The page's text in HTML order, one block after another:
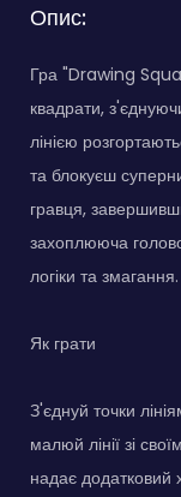
Опис:
Гра "Drawing
квадрати,
лінією
та блокуєш
гравця,
захоплююча
логіки та змагання.
Як грати
З'єднуй точки
малюй лінії зі
надає додатковий